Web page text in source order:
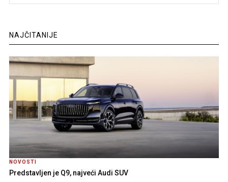
NAJČITANIJE
NOVOSTI
Predstavljen je Q9, najveći Audi SUV